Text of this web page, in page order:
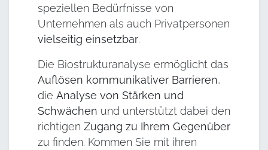
speziellen Bedürfnisse von
Unternehmen als auch Privatpersonen
vielseitig einsetzbar.
Die Biostrukturanalyse ermöglicht das
Auflösen kommunikativer Barrieren,
die Analyse von Stärken und
Schwächen und unterstützt dabei den
richtigen Zugang zu Ihrem Gegenüber
zu finden. Kommen Sie mit ihren